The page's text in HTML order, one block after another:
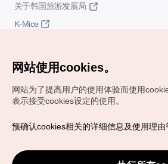
关于韩国旅游发展局
K-Mice
Copyrights (c) 韩国旅游发展局版权所
VISITKOREA官方邮箱
chnsim@knto.or.kr
网站使用cookies。
网站为了提高用户的使用体验而使用
表示接受cookies设定的使用。
预确认cookies相关的详细信息及使用理